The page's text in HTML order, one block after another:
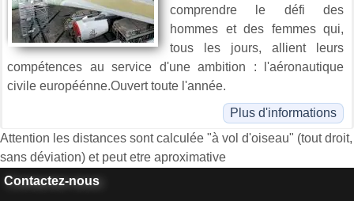
comprendre le défi des
hommes et des femmes qui,
tous les jours, allient leurs
compétences au service d'une ambition : l'aéronautique
civile européénne.Ouvert toute l'année.
Plus d'informations
Attention les distances sont calculée "à vol d'oiseau" (tout droit,
sans déviation) et peut etre aproximative
Contactez-nous